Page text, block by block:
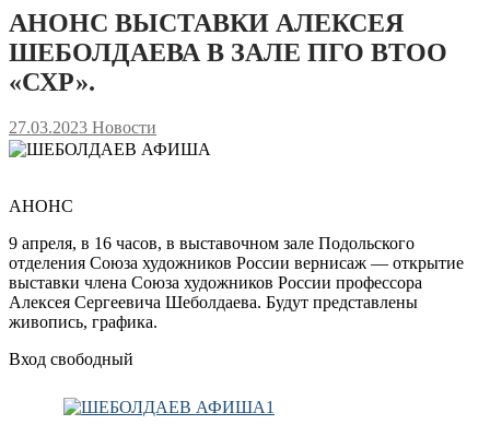
АНОНС ВЫСТАВКИ АЛЕКСЕЯ
ШЕБОЛДАЕВА В ЗАЛЕ ПГО ВТОО
«СХР».
27.03.2023 Новости
АНОНС
9 апреля, в 16 часов, в выставочном зале Подольского
отделения Союза художников России вернисаж — открытие
выставки члена Союза художников России профессора
Алексея Сергеевича Шеболдаева. Будут представлены
живопись, графика.
Вход свободный